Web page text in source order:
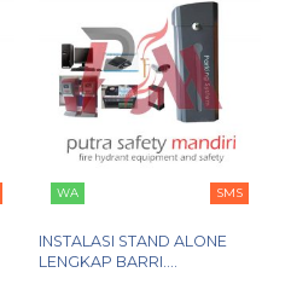
WA SMS
INSTALASI STAND ALONE
LENGKAP BARRI....